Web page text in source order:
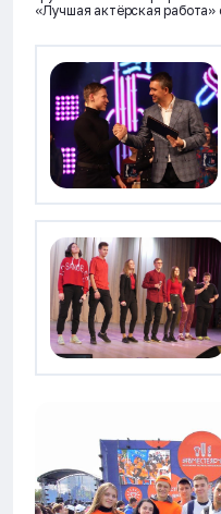
«Лучшая актёрская работа»